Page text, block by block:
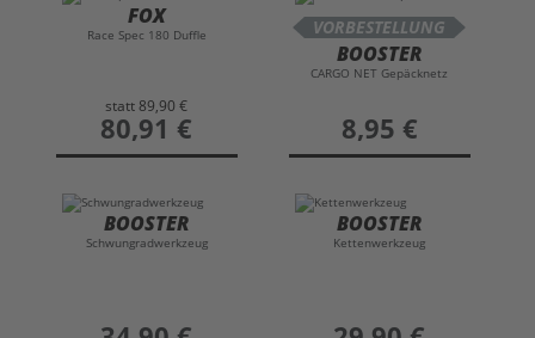
FOX
Race Spec 180 Duffle
statt89,90 €
preis
80,91 €
VORBESTELLUNG
BOOSTER
CARGO NET Gepäcknetz
preis
8,95 €
BOOSTER
Schwungradwerkzeug
preis
BOOSTER
Kettenwerkzeug
preis